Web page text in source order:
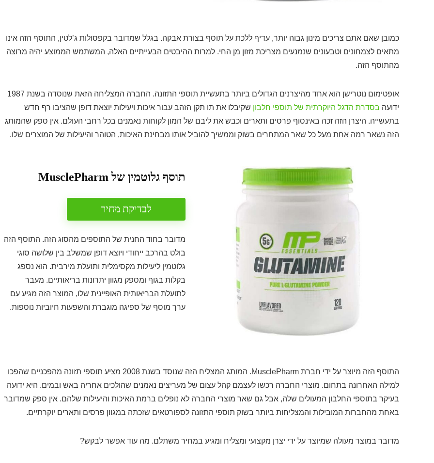
כמובן שאם אתם צריכים מינון גבוה יותר, עדיף ללכת על תוסף בצורת אבקה. בגלל שמדובר בקפסולות ג’לטין, התוסף הזה אינו
מתאים לצמחונים וטבעונים שנמנעים מצריכת מזון מן החי. למרות ההיבטים הבעייתיים האלה, המשתמש הממוצע יהיה מרוצה
מהתוסף הזה.
אופטימום נוטרישן הוא אחד מהיצרנים הגדולים ביותר בתעשיית תוספי התזונה. החברה המצליחה הזאת שנוסדה בשנת 1987
ידועה בסדרת הדגל היוקרתית של תוספי חלבון שקיבלו את תו תקן הזהב עבור איכות ויעילות יוצאת דופן שהציבו רף חדש
בתעשייה. היצרן הזה זכה באינסוף פרסים ותארים וכבש את ליבם של המון לקוחות נאמנים בכל רחבי העולם. אין ספק שהמותג
הזה נשאר רמה אחת מעל כל שאר המתחרים בשוק וממשיך להוביל אותו מבחינת האיכות, הטוהר והיעילות של המוצרים שלו.
תוסף גלוטמין של MusclePharm
לבדיקת מחיר
מדובר בחוד החנית של התוספים מהסוג הזה. התוסף הזה
בולט בהרכב ייחודי ויוצא דופן שמשלב בין שלושה סוגי
גלוטמין ליעילות מקסימלית ותועלת מירבית. הוא נספג
בקלות בגוף ומספק מגוון יתרונות בריאותיים. מעבר
לתועלת הבריאותית האופיינית שלו, המוצר הזה מגיע עם
ערך מוסף של ספיגה מוגברת והשפעות חיוביות נוספות.
התוסף הזה מיוצר על ידי חברת MusclePharm. המותג המצליח הזה שנוסד בשנת 2008 מציע תוספי תזונה מהפכניים שהפכו
למילה האחרונה בתחום. מוצרי החברה רכשו לעצמם קהל עצום של מעריצים נאמנים שהולכים אחריה באש ובמים. היא ידועה
בעיקר בתוספי החלבון המעולים שלה, אבל גם שאר מוצרי החברה לא נופלים ברמת האיכות והיעילות שלהם. אין ספק שמדובר
באחת מהחברות המובילות והמצליחות ביותר בשוק תוספי התזונה לספורטאים שזכתה במגוון פרסים ותארים יוקרתיים.
מדובר במוצר מעולה שמיוצר על ידי יצרן מקצועי ומצליח ומגיע במחיר משתלם. מה עוד אפשר לבקש?